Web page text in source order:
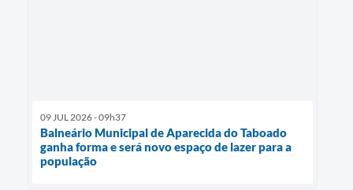
09 JUL 2026 - 09h37
Balneário Municipal de Aparecida do Taboado
ganha forma e será novo espaço de lazer para a
população